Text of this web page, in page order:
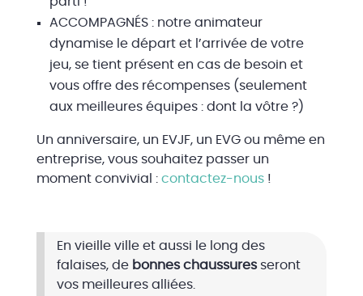
ACCOMPAGNÉS : notre animateur
dynamise le départ et l’arrivée de votre
jeu, se tient présent en cas de besoin et
vous offre des récompenses (seulement
aux meilleures équipes : dont la vôtre ?)
Un anniversaire, un EVJF, un EVG ou même en
entreprise, vous souhaitez passer un
moment convivial : contactez-nous!
En vieille ville et aussi le long des
falaises, de bonnes chaussuresseront
vos meilleures alliées.